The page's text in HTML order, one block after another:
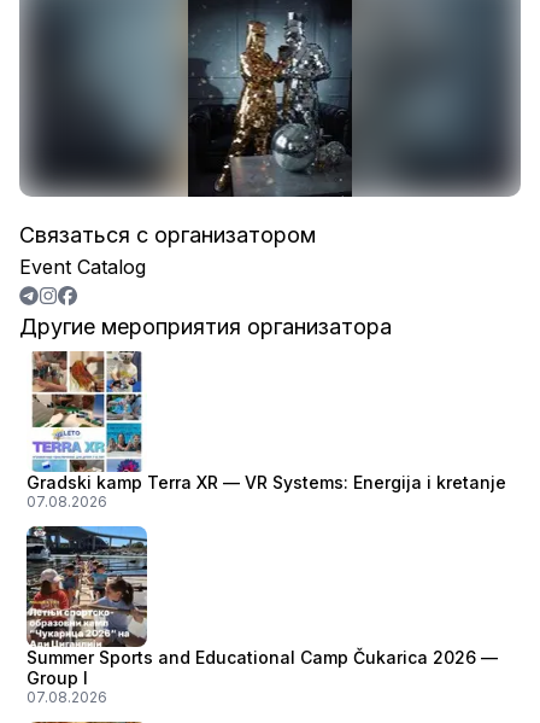
Связаться с организатором
Event Catalog
Другие мероприятия организатора
Gradski kamp Terra XR — VR Systems: Energija i kretanje
07.08.2026
Summer Sports and Educational Camp Čukarica 2026 —
Group I
07.08.2026